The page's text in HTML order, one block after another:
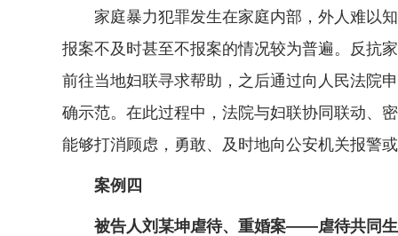
家庭暴力犯罪发生在家庭内部，外人难以知
报案不及时甚至不报案的情况较为普遍。反抗
前往当地妇联寻求帮助，之后通过向人民法院
确示范。在此过程中，法院与妇联协同联动、
能够打消顾虑，勇敢、及时地向公安机关报警
案例四
被告人刘某坤虐待、重婚案——虐待共同生